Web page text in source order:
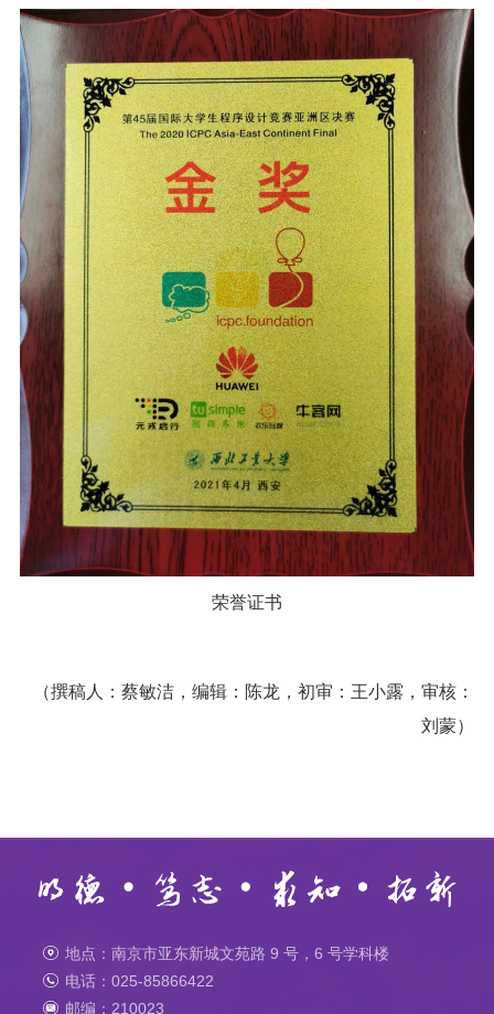
荣誉证书
（撰稿人：蔡敏洁，编辑： 陈龙，初审：王小露，审核：
刘蒙）
地点：南京市亚东新城文苑路 9 号，6 号学科楼
电话：025-85866422
邮编：210023